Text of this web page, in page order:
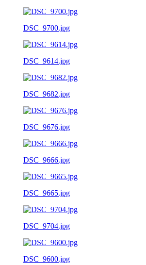
DSC_9700.jpg
DSC_9614.jpg
DSC_9682.jpg
DSC_9676.jpg
DSC_9666.jpg
DSC_9665.jpg
DSC_9704.jpg
DSC_9600.jpg